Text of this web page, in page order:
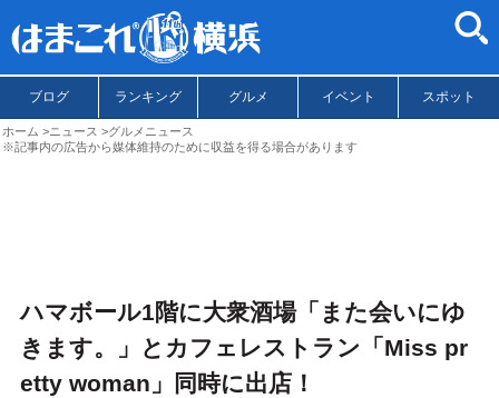
ブログ ランキング グルメ イベント スポット
ホーム ニュース
グルメニュース
※記事内の広告から媒体維持のために収益を得る場合があります
ハマボール1階に大衆酒場「また会いにゆ
きます。」とカフェレストラン「Miss pr
etty woman」同時に出店！